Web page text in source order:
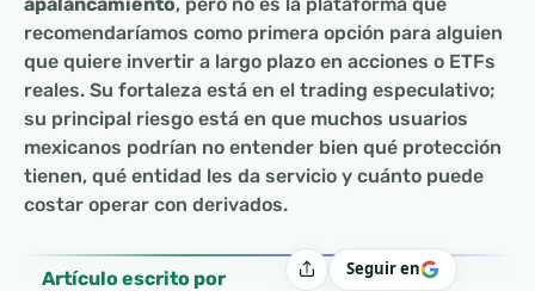
recomendaríamos como primera opción para alguien
que quiere invertir a largo plazo en acciones o ETFs
reales. Su fortaleza está en el trading especulativo;
su principal riesgo está en que muchos usuarios
mexicanos podrían no entender bien qué protección
tienen, qué entidad les da servicio y cuánto puede
costar operar con derivados.
Artículo escrito por
CompartirSeguir en